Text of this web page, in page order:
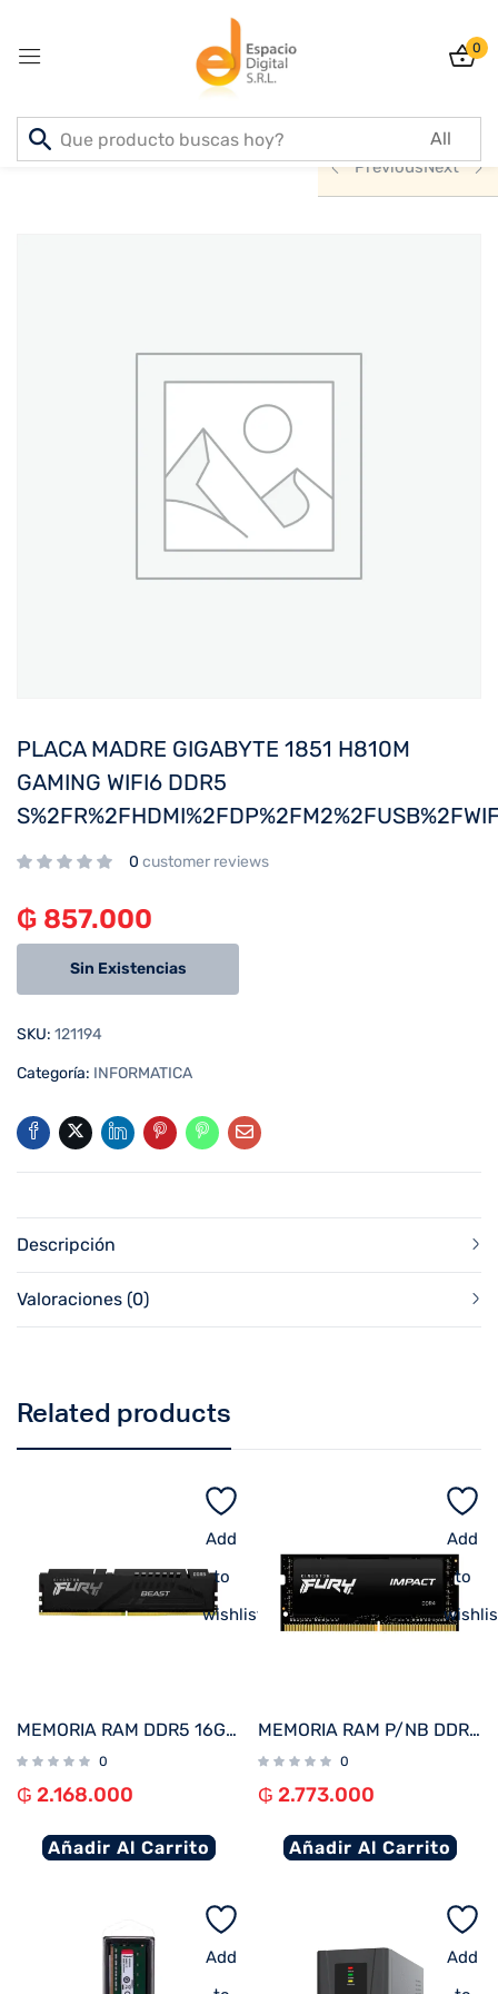
0
Inicio PRODUCTOS
INFORMATICA
PreviousNext
PLACA MADRE GIGABYTE 1851 H810M
GAMING WIFI6 DDR5
0 customer reviews
₲ 857.000
Sin Existencias
SKU: 121194
Categoría: INFORMATICA
Descripción
Valoraciones (0)
Related products
Add
to
wishlist
MEMORIA RAM DDR5 16GB 5200 KINGSTON FURY BEAST BK KF552C40BB-16
0
₲ 2.168.000
Añadir Al Carrito
Add
to
MEMORIA RAM P/NB DDR4 32GB 3200 KINGSTON FURY IMPACT BK KF432S20IB/32 XMP
0
₲ 2.773.000
Añadir Al Carrito
Add
Add
Sign in
Create an account